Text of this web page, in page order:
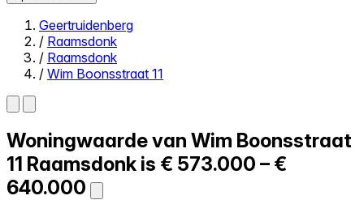
Close menu
Zelf kopen
Alles-in-één
Reviews
Prijzen
Geertruidenberg
/ Raamsdonk
/ Raamsdonk
/ Wim Boonsstraat 11
Woningwaarde van Wim Boonsstraat
11 Raamsdonk is € 573.000 – €
640.000